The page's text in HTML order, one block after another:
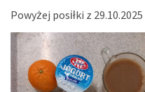
Powyżej posiłki z 29.10.2025